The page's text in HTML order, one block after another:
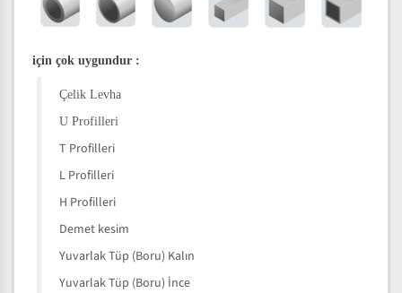
için çok uygundur :
Çelik Levha
U Profilleri
T Profilleri
L Profilleri
H Profilleri
Demet kesim
Yuvarlak Tüp (Boru) Kalın
Yuvarlak Tüp (Boru) İnce